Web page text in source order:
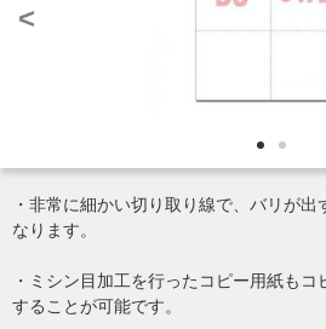
<
・非常に細かい切り取り線で、バリが
なります。
・ミシン目加工を行ったコピー用紙も
することが可能です。